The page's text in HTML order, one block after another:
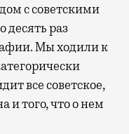
с советскими
раз
Мы ходили к
все советское,
и того, что о нем